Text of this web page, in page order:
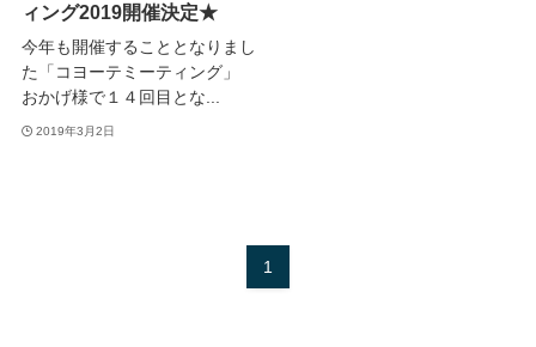
ィング2019開催決定★
今年も開催することとなりまし
た「コヨーテミーティング」
おかげ様で１４回目とな...
2019年3月2日
1